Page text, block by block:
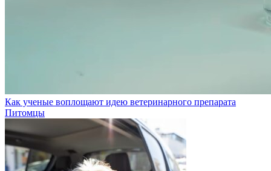
Как ученые воплощают идею ветеринарного препарата
Питомцы